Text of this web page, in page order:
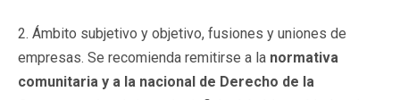
2. Ámbito subjetivo y objetivo, fusiones y uniones de
empresas. Se recomienda remitirse a la normativa
comunitaria y a la nacional de Derecho de la